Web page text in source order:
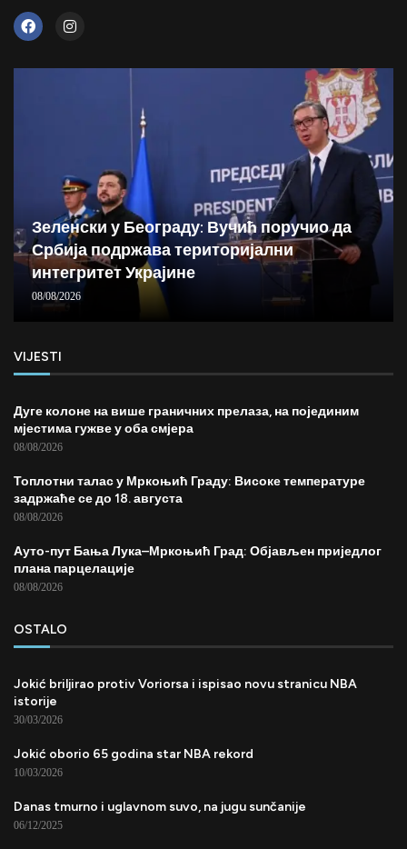
Зеленски у Београду: Вучић поручио да
Србија подржава територијални
интегритет Украјине
08/08/2026
VIJESTI
Дуге колоне на више граничних прелаза, на појединим
мјестима гужве у оба смјера
08/08/2026
Топлотни талас у Мркоњић Граду: Високе температуре
задржаће се до 18. августа
08/08/2026
Ауто-пут Бања Лука–Мркоњић Град: Објављен приједлог
плана парцелације
08/08/2026
OSTALO
Jokić briljirao protiv Voriorsa i ispisao novu stranicu NBA
istorije
30/03/2026
Jokić oborio 65 godina star NBA rekord
10/03/2026
Danas tmurno i uglavnom suvo, na jugu sunčanije
06/12/2025